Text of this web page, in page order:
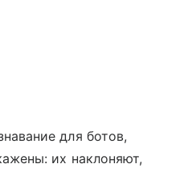
для ботов,
их наклоняют,